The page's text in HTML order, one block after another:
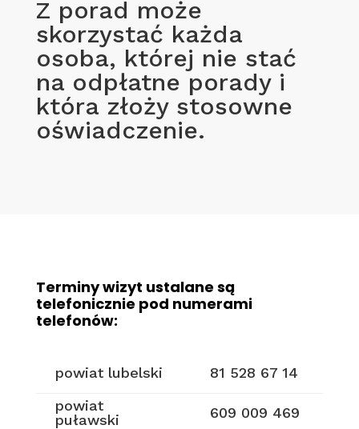
Z porad może
skorzystać każda
osoba, której nie stać
na odpłatne porady i
która złoży stosowne
oświadczenie.
Terminy wizyt ustalane są
telefonicznie pod numerami
telefonów:
powiat lubelski
81 528 67 14
powiat
puławski
609 009 469